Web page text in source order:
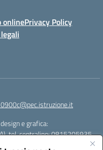
onlinePrivacy Policy
e grafica:
tel. centralino: 0815205935